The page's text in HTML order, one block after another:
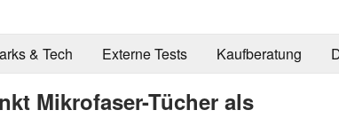
& Tech Externe Tests Kaufberatung
Mikrofaser-Tücher als